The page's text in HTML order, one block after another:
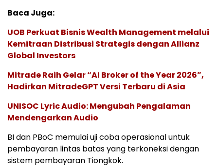
Baca Juga:
UOB Perkuat Bisnis Wealth Management melalui
Kemitraan Distribusi Strategis dengan Allianz
Global Investors
Mitrade Raih Gelar “AI Broker of the Year 2026”,
Hadirkan MitradeGPT Versi Terbaru di Asia
UNISOC Lyric Audio: Mengubah Pengalaman
Mendengarkan Audio
BI dan PBoC memulai uji coba operasional untuk
pembayaran lintas batas yang terkoneksi dengan
sistem pembayaran Tiongkok.